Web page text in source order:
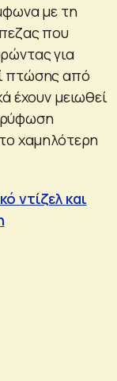
με τη
που
για
πτώσης από
έχουν μειωθεί
χαμηλότερη
ντίζελ και